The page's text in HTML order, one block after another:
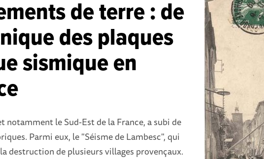
de terre : de
des plaques
sismique en
notamment le Sud-Est de la France, a subi de
Parmi eux, le "Séisme de Lambesc", qui
destruction de plusieurs villages provençaux.